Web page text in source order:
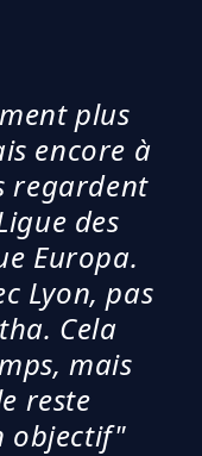
plus
encore à
regardent
des
Europa.
Lyon, pas
Cela
mais
reste
objectif"